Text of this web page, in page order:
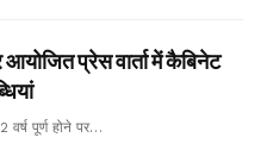
प्रेस वार्ता में कैबिनेट
पूर्ण होने पर…